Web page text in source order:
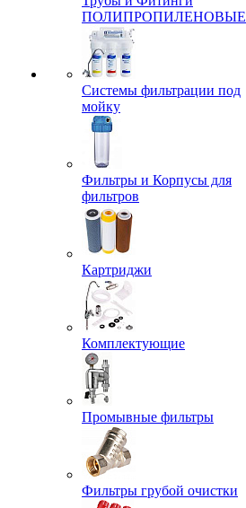
ПОЛИПРОПИЛЕНОВЫЕ
Системы фильтрации под
мойку
Фильтры и Корпусы для
фильтров
Картриджи
Комплектующие
Промывные фильтры
Фильтры грубой очистки